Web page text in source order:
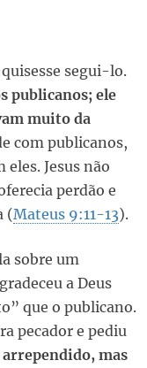
segui-lo.
publicanos; ele
muito da
com publicanos,
eles. Jesus não
perdão e
(Mateus 9:11-13).
sobre um
a Deus
que o publicano.
pecador e pediu
mas